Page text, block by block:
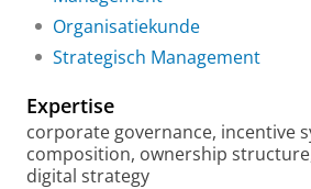
h
o
t
a
l
Organisatiekunde
Strategisch Management
Expertise
corporate governance, incentive
composition, ownership
digital strategy